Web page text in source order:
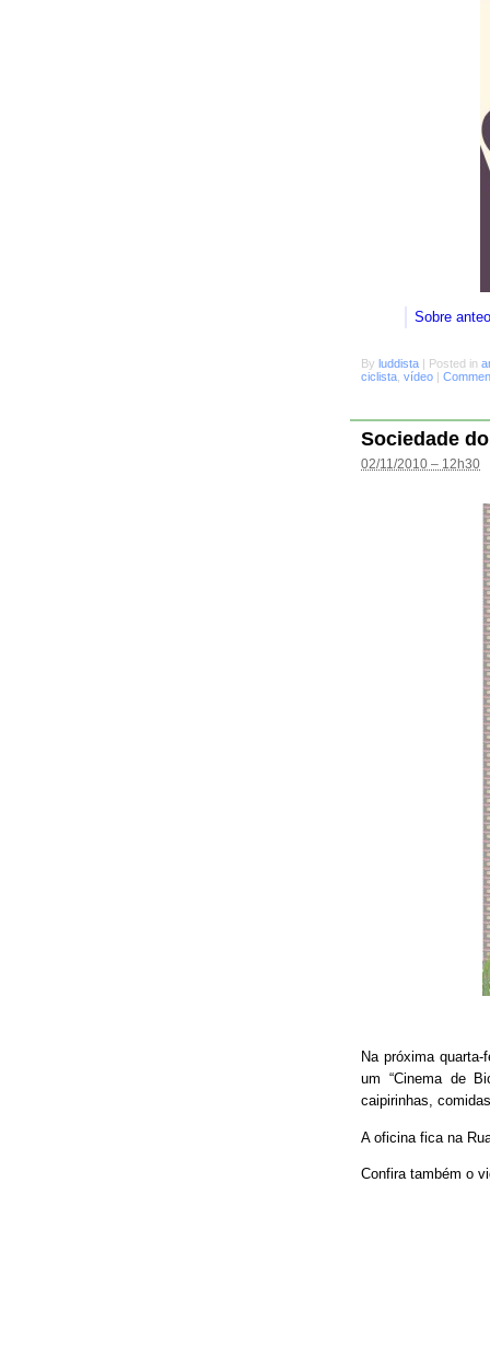
Sobre
By luddista Posted in
ciclista vídeo
Sociedade
02/11/2010 – 12h30
Na próxima
um “Cinema de
caipirinhas,
A oficina fica na
Confira também o